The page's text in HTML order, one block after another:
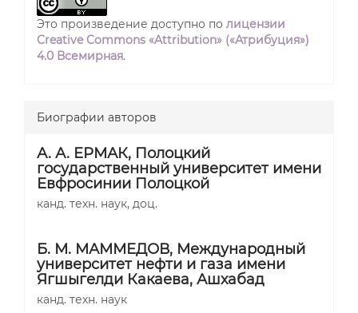
Это произведение доступно по лицензии
Creative Commons «Attribution» («Атрибуция»)
4.0 Всемирная.
Биографии авторов
А. А. ЕРМАК, Полоцкий
государственный университет имени
Евфросинии Полоцкой
канд. техн. наук, доц.
Б. М. МАММЕДОВ, Международный
университет нефти и газа имени
Ягшыгелди Какаева, Ашхабад
канд. техн. наук